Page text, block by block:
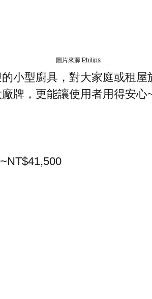
圖片來源:Philips
小型廚具，對大家庭或租
牌，更能讓使用者用得安心